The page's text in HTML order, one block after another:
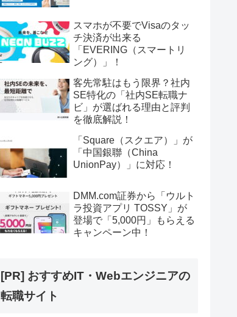
スマホが不要でVisaのタッ
チ決済が出来る
「EVERING（スマートリ
ング）」！
客先常駐はもう限界？社内
SE特化の「社内SE転職ナ
ビ」が選ばれる理由と評判
を徹底解説！
「Square（スクエア）」が
「中国銀聯（China
UnionPay）」に対応！
DMM.com証券から「ウルト
ラ投資アプリ TOSSY」が
登場で「5,000円」もらえる
キャンペーン中！
[PR] おすすめIT・Webエンジニアの
転職サイト